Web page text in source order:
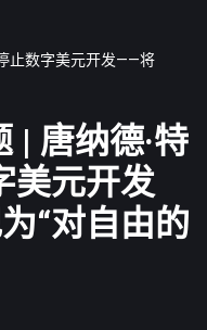
止数字美元开发——将
| 唐纳德·特
美元开发
“对自由的